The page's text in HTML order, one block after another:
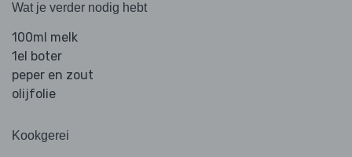
Wat je verder nodig hebt
100ml melk
1el boter
peper en zout
olijfolie
Kookgerei